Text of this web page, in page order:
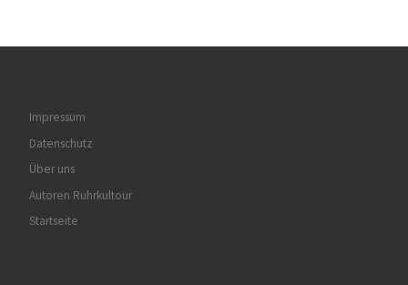
Impressum
Datenschutz
Über uns
Autoren Ruhrkultour
Startseite